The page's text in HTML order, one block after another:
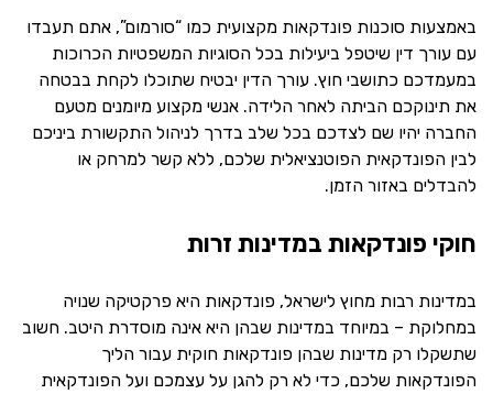
באמצעות סוכנות פונדקאות מקצועית כמו “סורמום”, אתם תעבדו
עם עורך דין שיטפל ביעילות בכל הסוגיות המשפטיות הכרוכות
במעמדכם כתושבי חוץ. עורך הדין יבטיח שתוכלו לקחת בבטחה
את תינוקכם הביתה לאחר הלידה. אנשי מקצוע מיומנים מטעם
החברה יהיו שם לצדכם בכל שלב בדרך לניהול התקשורת ביניכם
לבין הפונדקאית הפוטנציאלית שלכם, ללא קשר למרחק או
להבדלים באזור הזמן.
חוקי פונדקאות במדינות זרות
במדינות רבות מחוץ לישראל, פונדקאות היא פרקטיקה שנויה
במחלוקת – במיוחד במדינות שבהן היא אינה מוסדרת היטב. חשוב
שתשקלו רק מדינות שבהן פונדקאות חוקית עבור הליך
הפונדקאות שלכם, כדי לא רק להגן על עצמכם ועל הפונדקאית